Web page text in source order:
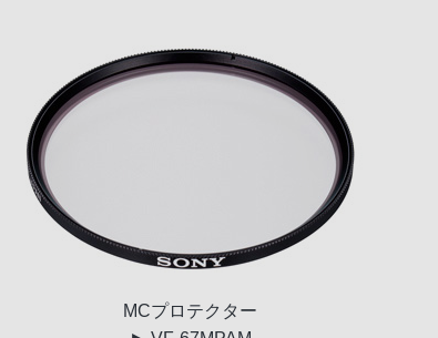
MCプロテクター